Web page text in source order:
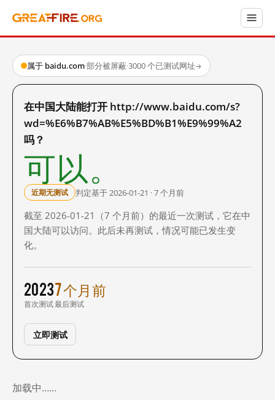
属于 baidu.com·部分被屏蔽·3000 个已测试网址→
在中国大陆能打开 http://www.baidu.com/s?
wd=%E6%B7%AB%E5%BD%B1%E9%99%A2
吗？
可以。
近期无测试 判定基于 2026-01-21 · 7 个月前
截至 2026-01-21（7 个月前）的最近一次测试，它在中
国大陆可以访问。此后未再测试，情况可能已发生变
化。
2023
首次测试
7 个月前
最后测试
立即测试
加载中……